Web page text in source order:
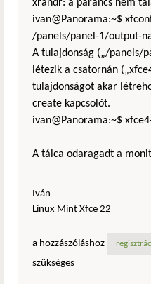
xrandr: a parancs nem
ivan@Panorama:~$
/panels/panel-1/output-
A tulajdonság („/panels/
létezik a csatornán
tulajdonságot akar
create kapcsolót.
ivan@Panorama:~$
A tálca odaragadt a
Iván
Linux Mint Xfce 22
a hozzászóláshoz
szükséges